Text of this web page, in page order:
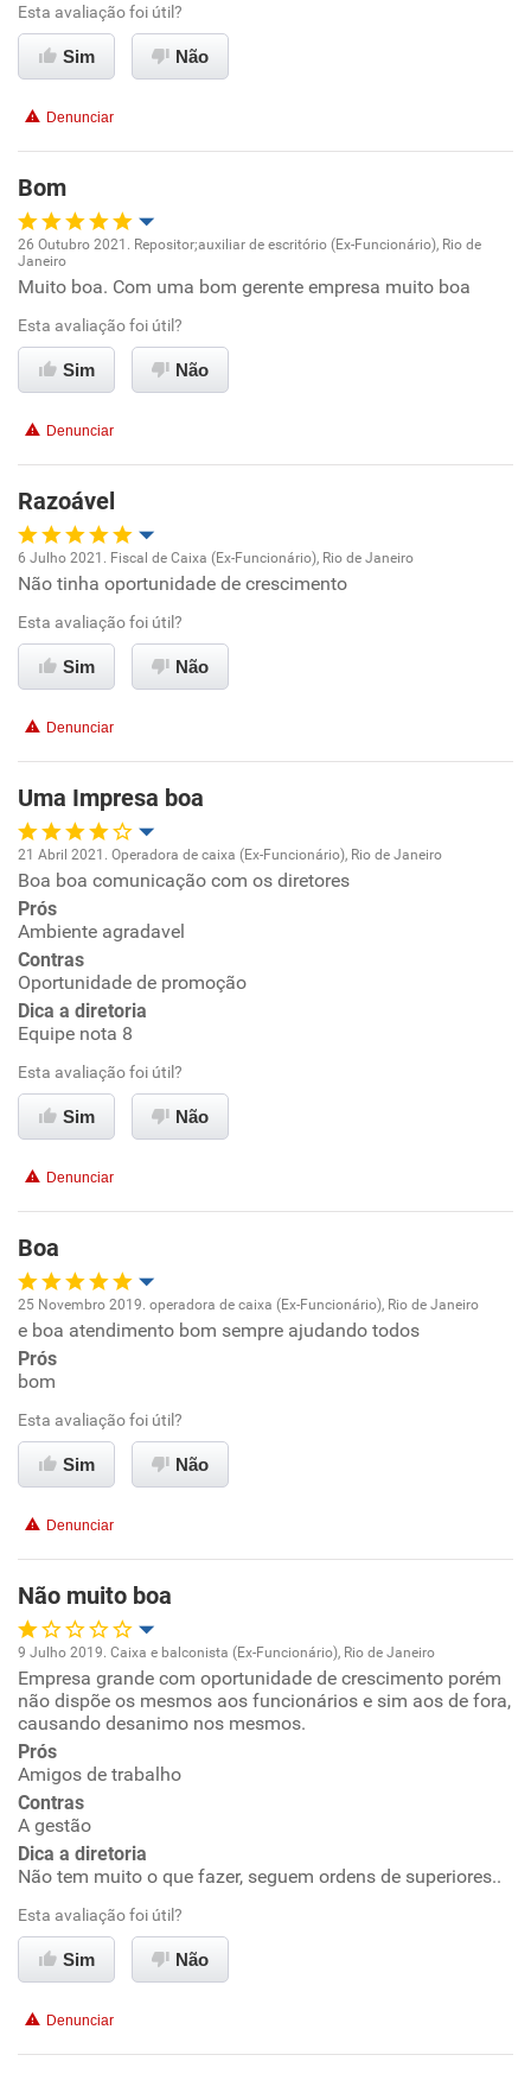
Não recomenda esta empresa
Não recomenda a diretoria
Esta avaliação foi útil?
Sim Não
Denunciar
Bom
Oportunidade de promoção
Ambiente de trabalho
Conciliação com a vida familiar
Recomenda esta empresa
26 Outubro 2021. Repositor;auxiliar de escritório (Ex-Funcionário), Rio de
Janeiro
Muito boa. Com uma bom gerente empresa muito boa
Esta avaliação foi útil?
Sim Não
Denunciar
Razoável
Oportunidade de promoção
Ambiente de trabalho
Benefícios
Recomenda esta empresa
Recomenda a diretoria
6 Julho 2021. Fiscal de Caixa (Ex-Funcionário), Rio de Janeiro
Não tinha oportunidade de crescimento
Esta avaliação foi útil?
Sim Não
Denunciar
Uma Impresa boa
Oportunidade de promoção
Ambiente de trabalho
Conciliação com a vida familiar
Recomenda esta empresa
21 Abril 2021. Operadora de caixa (Ex-Funcionário), Rio de Janeiro
Boa boa comunicação com os diretores
Prós
Ambiente agradavel
Contras
Oportunidade de promoção
Dica a diretoria
Equipe nota 8
Esta avaliação foi útil?
Sim Não
Denunciar
Boa
Oportunidade de promoção
Ambiente de trabalho
Conciliação com a vida familiar
Recomenda a diretoria
25 Novembro 2019. operadora de caixa (Ex-Funcionário), Rio de Janeiro
e boa atendimento bom sempre ajudando todos
Prós
bom
Esta avaliação foi útil?
Sim Não
Denunciar
Não muito boa
Oportunidade de promoção
Conciliação com a vida familiar
Benefícios
Não recomenda esta empresa
Não recomenda a diretoria
9 Julho 2019. Caixa e balconista (Ex-Funcionário), Rio de Janeiro
Empresa grande com oportunidade de crescimento porém
não dispõe os mesmos aos funcionários e sim aos de fora,
causando desanimo nos mesmos.
Prós
Amigos de trabalho
Contras
A gestão
Dica a diretoria
Não tem muito o que fazer, seguem ordens de superiores..
Esta avaliação foi útil?
Sim Não
Denunciar